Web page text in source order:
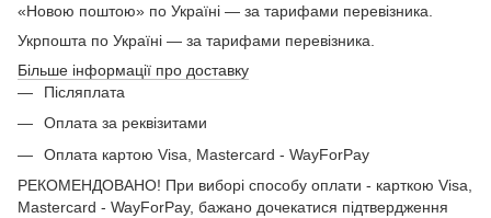
«Новою поштою» по Україні — за тарифами перевізника.
Укрпошта по Україні — за тарифами перевізника.
Більше інформації про доставку
Післяплата
Оплата за реквізитами
Оплата картою Visa, Mastercard - WayForPay
РЕКОМЕНДОВАНО! При виборі способу оплати - карткою Visa,
Mastercard - WayForPay, бажано дочекатися підтвердження